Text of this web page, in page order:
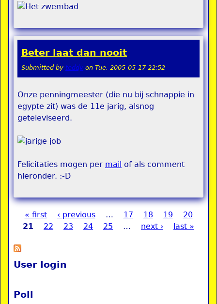
Beter laat dan nooit
Submitted by teddy on Tue, 2005-05-17 22:52
Onze penningmeester (die nu bij schnappie in
egypte zit) was de 11e jarig, alsnog
geteleviseerd.
Felicitaties mogen per mail of als comment
hieronder. :-D
Pages
« first ‹ previous … 17 18 19
20
21
22 23 24 25 … next › last »
User login
Poll